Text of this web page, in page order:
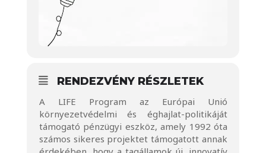
RENDEZVÉNY RÉSZLETEK
A LIFE Program az Európai Unió
környezetvédelmi és éghajlat-politikáját
támogató pénzügyi eszköz, amely 1992 óta
számos sikeres projektet támogatott annak